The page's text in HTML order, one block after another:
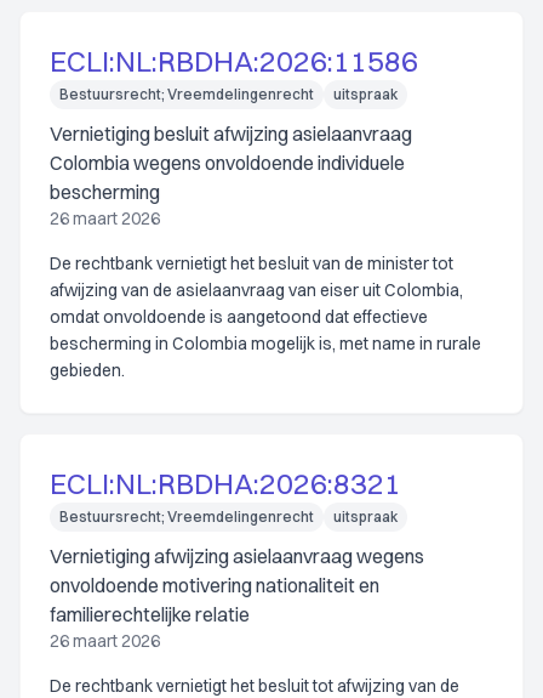
ECLI:NL:RBDHA:2026:11586
Bestuursrecht; Vreemdelingenrecht uitspraak
Vernietiging besluit afwijzing asielaanvraag
Colombia wegens onvoldoende individuele
bescherming
26 maart 2026
De rechtbank vernietigt het besluit van de minister tot
afwijzing van de asielaanvraag van eiser uit Colombia,
omdat onvoldoende is aangetoond dat effectieve
bescherming in Colombia mogelijk is, met name in rurale
gebieden.
ECLI:NL:RBDHA:2026:8321
Bestuursrecht; Vreemdelingenrecht uitspraak
Vernietiging afwijzing asielaanvraag wegens
onvoldoende motivering nationaliteit en
familierechtelijke relatie
26 maart 2026
De rechtbank vernietigt het besluit tot afwijzing van de